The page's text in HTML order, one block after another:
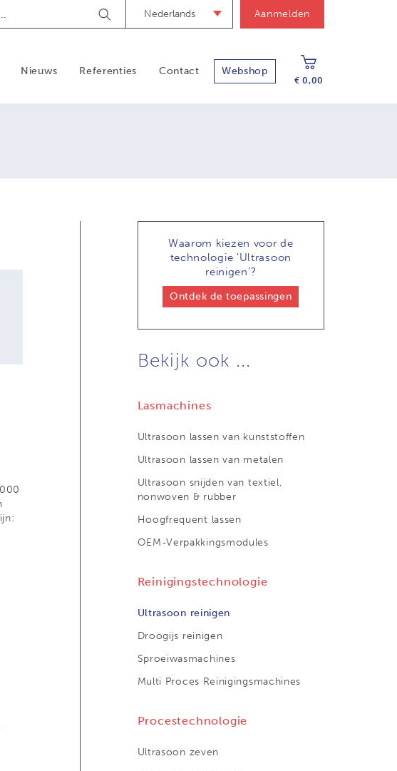
Zoek
Nederlands Aanmelden
Nieuws Referenties Contact Webshop
€ 0,00
Waarom kiezen voor de
technologie 'Ultrasoon
reinigen'?
Ontdek de toepassingen
Bekijk ook ...
Lasmachines
Ultrasoon lassen van kunststoffen
Ultrasoon lassen van metalen
Ultrasoon snijden van textiel,
nonwoven & rubber
Hoogfrequent lassen
OEM-Verpakkingsmodules
Reinigingstechnologie
Ultrasoon reinigen
Droogijs reinigen
Sproeiwasmachines
Multi Proces Reinigingsmachines
Procestechnologie
Ultrasoon zeven